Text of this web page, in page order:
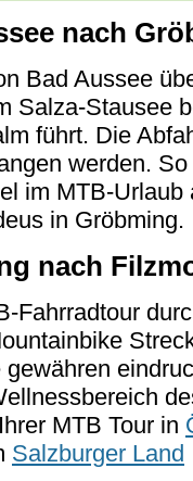
nach
Bad Aussee
Salza-Stausee
führt. Die
werden.
im MTB-
in Gröbming.
nach
Fahrradtour
MTB Tour in
Salzburger Land